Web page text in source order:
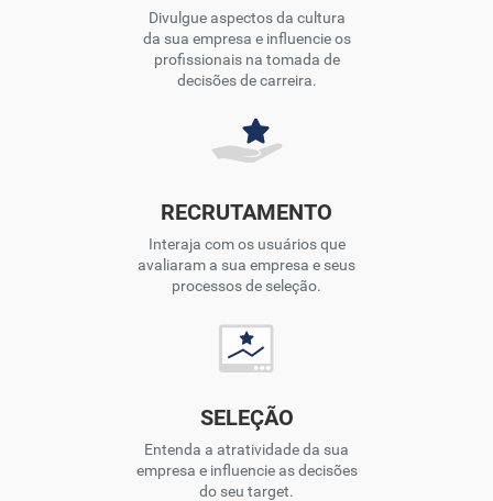
Divulgue aspectos da cultura
da sua empresa e influencie os
profissionais na tomada de
decisões de carreira.
RECRUTAMENTO
Interaja com os usuários que
avaliaram a sua empresa e seus
processos de seleção.
SELEÇÃO
Entenda a atratividade da sua
empresa e influencie as decisões
do seu target.